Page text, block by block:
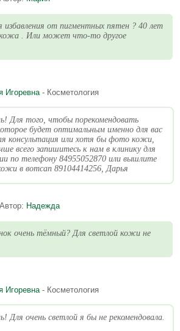
избавления от пигментных пятен ? 40 лет
кожа . Или может что-то другое
Игоревна- Косметология
Для того, чтобы порекомендовать
будет оптимальным именно для вас
консультация или хотя бы фото кожи,
всего запишитесь к нам в клинику для
по телефону 84955052870 или вышлите
в вотсап 89104414256, Дарья
Автор: Надежда
очень тёмный? Для светлой кожи не
Игоревна- Косметология
Для очень светлой я бы не рекомендовала.